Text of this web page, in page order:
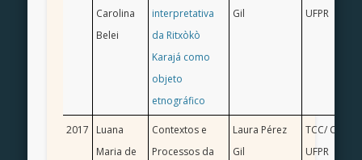
Carolina
Belei
interpretativa
da Ritxòkò
Karajá como
objeto
etnográfico
Gil
UFPR
2017
Luana
Maria de
Contextos e
Processos da
Laura Pérez
Gil
TCC/
UFPR